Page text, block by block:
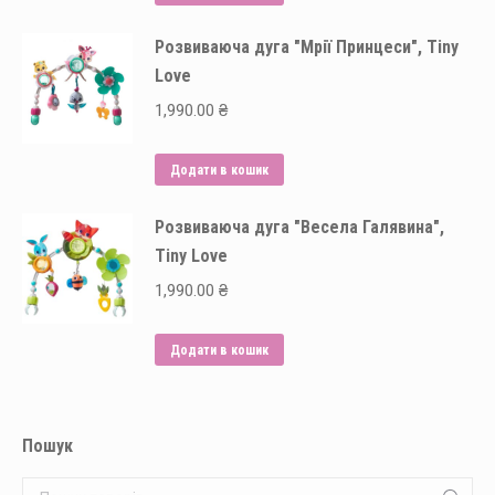
Розвиваюча дуга "Мрії Принцеси", Tiny
Love
1,990.00 ₴
Додати в кошик
Розвиваюча дуга "Весела Галявина",
Tiny Love
1,990.00 ₴
Додати в кошик
Пошук